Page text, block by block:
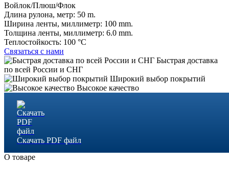
Войлок/Плюш/Флок
Длина рулона, метр: 50 m.
Ширина ленты, миллиметр: 100 mm.
Толщина ленты, миллиметр: 6.0 mm.
Теплостойкость: 100 °C
Связаться с нами
Быстрая доставка
по всей России и СНГ
Широкий выбор покрытий
Высокое качество
Скачать PDF файл
О товаре